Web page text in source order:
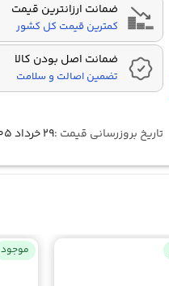
ضمانت ارزانترین قیمت
کمترین قیمت کل کشور
ضمانت اصل بودن کالا
تضمین اصالت و سلامت
تاریخ بروزرسانی قیمت :۲۹ خرداد ۱۴۰۵
موجود